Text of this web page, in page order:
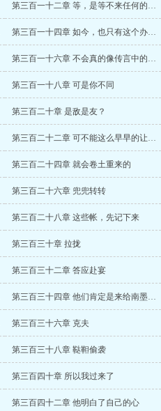
第三百一十二章 等，是等不来任何的东西的
第三百一十四章 如今，也只有这个办法了
第三百一十六章 不会真的像传言中的那样吧
第三百一十八章 可是你不同
第三百二十章 是敌是友？
第三百二十二章 可不能这么早早的让戏就这
第三百二十四章 就会卷土重来的
第三百二十六章 兜兜转转
第三百二十八章 这些帐，先记下来
第三百三十章 拉拢
第三百三十二章 答应赴宴
第三百三十四章 他们肯定是来给南墨宸撑腰
第三百三十六章 克夫
第三百三十八章 鞑靼偷袭
第三百四十章 所以我过来了
第三百四十二章 他明白了自己的心